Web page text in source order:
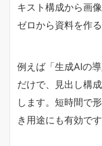
キスト構成から画
ゼロから資料を作
例えば「生成AIの
だけで、見出し構
します。短時間で
き用途にも有効です